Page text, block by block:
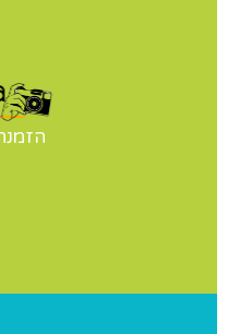
יש לכם תחרות? הופעה?